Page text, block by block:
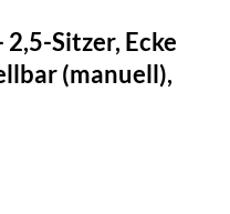
Sitzer, Ecke
(manuell),